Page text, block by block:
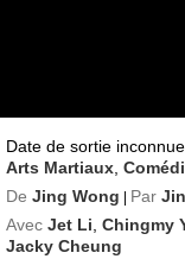
Date de sortie inconnue
Arts Martiaux ,
De Jing Wong | Par
Avec Jet Li ,Chingmy
Jacky Cheung